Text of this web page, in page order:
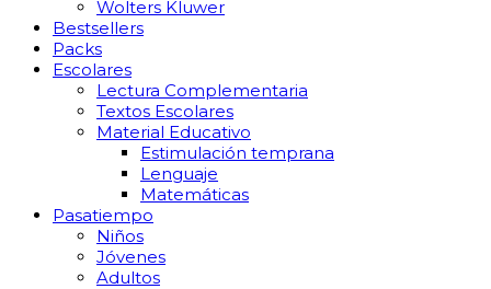
Wolters Kluwer
Bestsellers
Packs
Escolares
Lectura Complementaria
Textos Escolares
Material Educativo
Estimulación temprana
Lenguaje
Matemáticas
Pasatiempo
Niños
Jóvenes
Adultos